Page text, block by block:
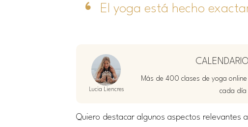
El yoga está hecho
Lucia Liencres
Más de 400 clases de yoga
cada día
Quiero destacar algunos aspectos relevantes